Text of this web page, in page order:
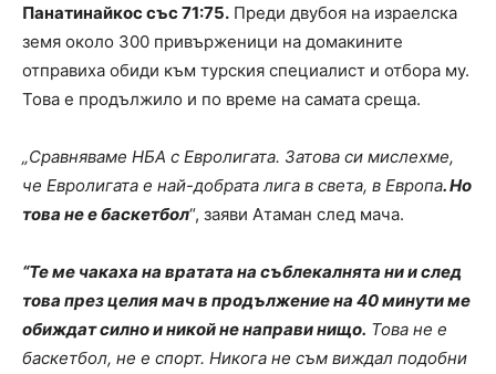
Панатинайкос със 71:75. Преди двубоя на израелска
земя около 300 привърженици на домакините
отправиха обиди към турския специалист и отбора му.
Това е продължило и по време на самата среща.
„Сравняваме НБА с Евролигата. Затова си мислехме,
че Евролигата е най-добрата лига в света, в Европа. Но
това не е баскетбол“, заяви Атаман след мача.
“Те ме чакаха на вратата на съблекалнята ни и след
това през целия мач в продължение на 40 минути ме
обиждат силно и никой не направи нищо. Това не е
баскетбол, не е спорт. Никога не съм виждал подобни